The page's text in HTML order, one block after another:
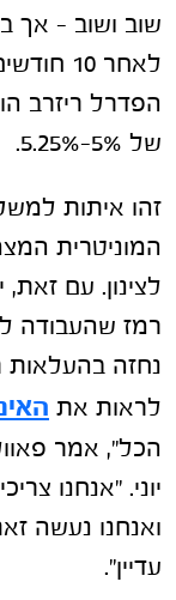
שוב ושוב – אך
לאחר
הפדרל ריזרב
של 5%-5.25%.
זהו איתות
המוניטרית
לצינון. עם
רמז שהעבודה
לראות את
הכל", אמר
ואנחנו נעשה
עדיין".